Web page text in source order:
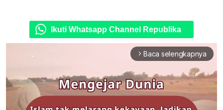
Ikuti Whatsapp Channel Republika
arrow_forward_ios Baca selengkapnya